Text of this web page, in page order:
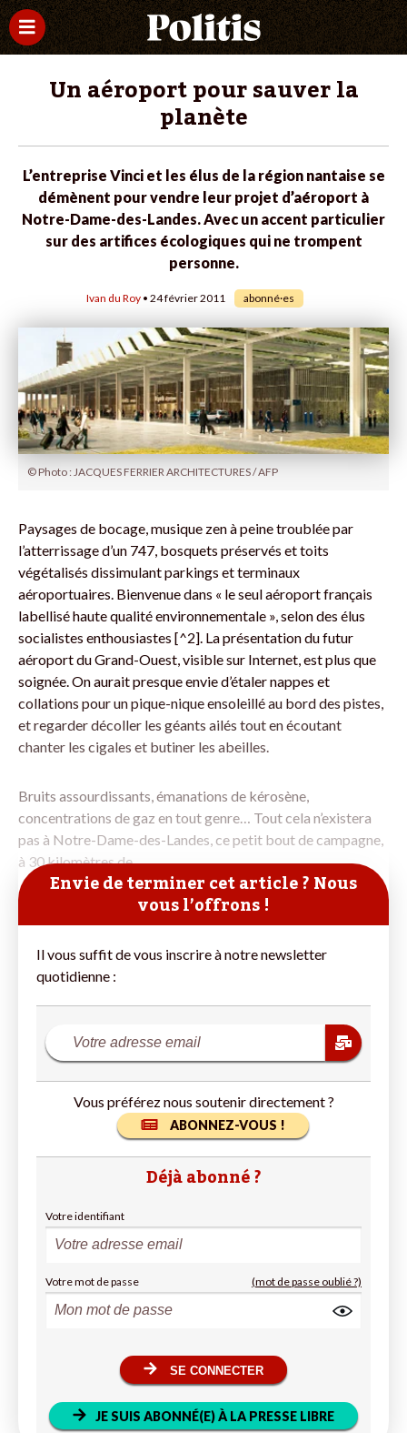
Un aéroport pour sauver la
planète
L’entreprise Vinci et les élus de la région nantaise se
démènent pour vendre leur projet d’aéroport à
Notre-Dame-des-Landes. Avec un accent particulier
sur des artifices écologiques qui ne trompent
personne.
Ivan du Roy • 24 février 2011 abonné·es
© Photo : JACQUES FERRIER ARCHITECTURES / AFP
Paysages de bocage, musique zen à peine troublée par
l’atterrissage d’un 747, bosquets préservés et toits
végétalisés dissimulant parkings et terminaux
aéroportuaires. Bienvenue dans « le seul aéroport français
labellisé haute qualité environnementale », selon des élus
socialistes enthousiastes [^2]. La présentation du futur
aéroport du Grand-Ouest, visible sur Internet, est plus que
soignée. On aurait presque envie d’étaler nappes et
collations pour un pique-nique ensoleillé au bord des pistes,
et regarder décoller les géants ailés tout en écoutant
chanter les cigales et butiner les abeilles.
Bruits assourdissants, émanations de kérosène,
concentrations de gaz en tout genre… Tout cela n’existera
pas à Notre-Dame-des-Landes, ce petit bout de campagne,
à 30 kilomètres de
Envie de terminer cet article ? Nous
vous l’offrons !
Il vous suffit de vous inscrire à notre newsletter
quotidienne :
Vous préférez nous soutenir directement ?
ABONNEZ-VOUS !
Déjà abonné ?
Votre identifiant
Votre mot de passe (mot de passe oublié ?)
SE CONNECTER
JE SUIS ABONNÉ(E) À LA PRESSE LIBRE